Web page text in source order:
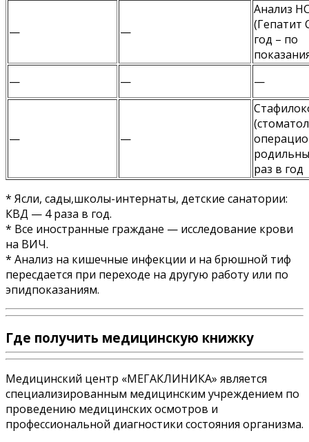
— —
Анализ
(Гепатит
год – по
—
— —
— —
раз в год
* Ясли, сады,школы-интернаты, детские санатории:
КВД — 4 раза в год.
* Все иностранные граждане — исследование крови
на ВИЧ.
* Анализ на кишечные инфекции и на брюшной тиф
пересдается при переходе на другую работу или по
эпидпоказаниям.
Где получить медицинскую книжку
Медицинский центр «МЕГАКЛИНИКА» является
специализированным медицинским учреждением по
проведению медицинских осмотров и
профессиональной диагностики состояния организма.